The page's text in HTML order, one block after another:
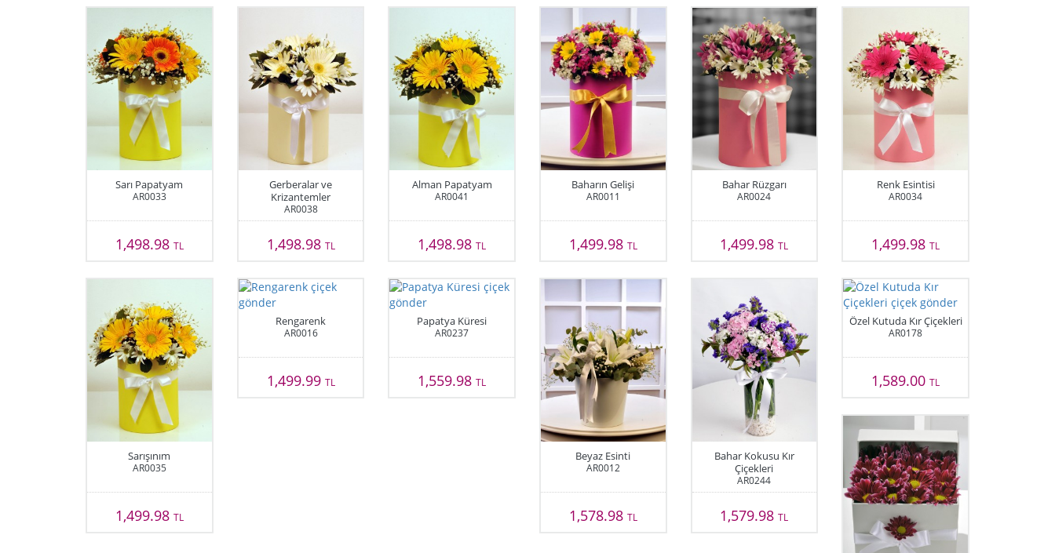
Sarı Papatyam
AR0033
1,498.98 TL
Gerberalar ve
Krizantemler
AR0038
1,498.98 TL
Alman Papatyam
AR0041
1,498.98TL
Baharın Gelişi
AR0011
1,499.98 TL
Bahar Rüzgarı
AR0024
1,499.98TL
Renk Esintisi
AR0034
1,499.98TL
Sarışınım
AR0035
1,499.98 TL
Rengarenk
AR0016
1,499.99 TL
Papatya Küresi
AR0237
1,559.98TL
Beyaz Esinti
AR0012
1,578.98 TL
Bahar Kokusu Kır
Çiçekleri
AR0244
1,579.98TL
Özel Kutuda Kır Çiçekleri
AR0178
1,589.00TL